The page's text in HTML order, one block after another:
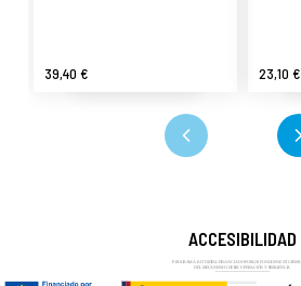
39,40 € 23,10 €
ACCESIBILIDAD